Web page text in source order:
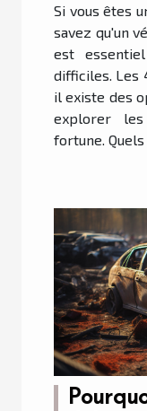
Si vous êtes
savez qu'un
est
difficiles. Les
il existe des
explorer
fortune.